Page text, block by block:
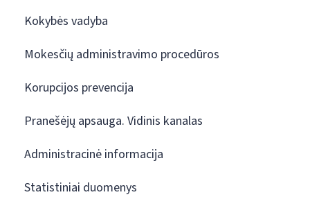
Kokybės vadyba
Mokesčių administravimo procedūros
Korupcijos prevencija
Pranešėjų apsauga. Vidinis kanalas
Administracinė informacija
Statistiniai duomenys